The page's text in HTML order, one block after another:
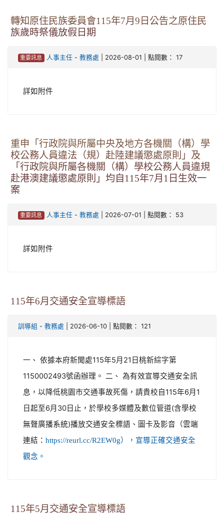
轉知原住民族委員會115年7月9日公告之原住民
族歲時祭儀放假日期
重要訊息 人事主任- 教務處 | 2026-08-01 | 點閱數： 17
詳如附件
重申「行政院與所屬中央及地方各機關（構）學
校公務人員違法（規）赴陸建議懲處原則」及
「行政院與所屬各機關（構）學校公務人員違規
赴港澳建議懲處原則」均自115年7月1日生效一
案
重要訊息 人事主任- 教務處 | 2026-07-01 | 點閱數： 53
詳如附件
115年6月交通安全宣導標語
訓導組 - 教務處 | 2026-06-10 | 點閱數： 121
一、 依據本府新聞處115年5月21日桃新綜字第
1150002493號函辦理。 二、 為有效宣導交通安全訊
息，以降低桃園市交通事故死傷，請貴校自115年6月1
日起至6月30日止，於學校多媒體及數位管道(含學校
無聲廣播系統)播放交通安全標語、圖卡及影音（雲端
連結： https://reurl.cc/R2EW0g），宣導正確交通安全
觀念。
115年5月交通安全宣導標語